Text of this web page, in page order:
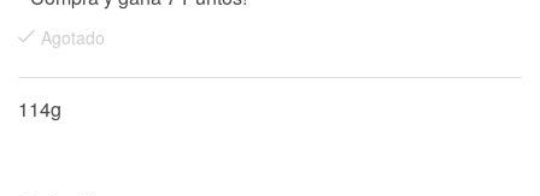
Agotado
114g